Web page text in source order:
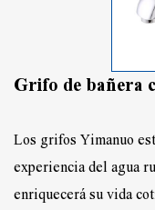
Grifo de bañera
Los grifos Yimanuo
experiencia del agua
enriquecerá su vida